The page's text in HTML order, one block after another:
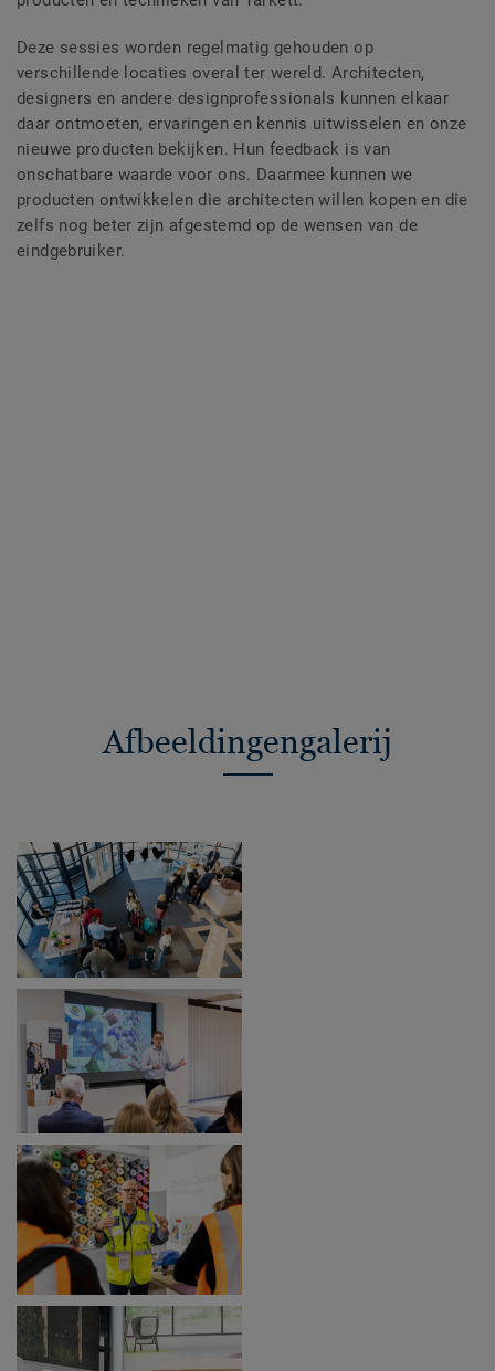
Deze sessies worden regelmatig gehouden op
verschillende locaties overal ter wereld. Architecten,
designers en andere designprofessionals kunnen elkaar
daar ontmoeten, ervaringen en kennis uitwisselen en onze
nieuwe producten bekijken. Hun feedback is van
onschatbare waarde voor ons. Daarmee kunnen we
producten ontwikkelen die architecten willen kopen en die
zelfs nog beter zijn afgestemd op de wensen van de
eindgebruiker.
Afbeeldingengalerij